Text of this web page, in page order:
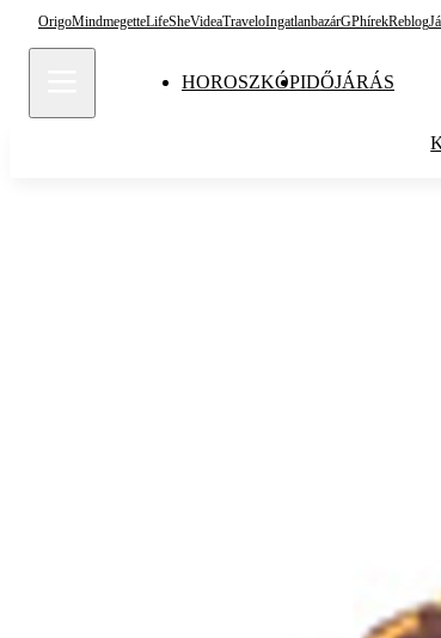
OrigoMindmegetteLifeSheVideaTraveloIngatlanbazárGPhírekReblog
HOROSZKÓPIDŐJÁRÁS